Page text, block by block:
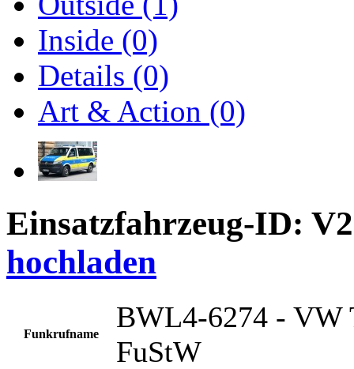
Inside (0)
Details (0)
Art & Action (0)
Einsatzfahrzeug-ID:
hochladen
Funkrufname
BWL4-6274 - VW
FuStW